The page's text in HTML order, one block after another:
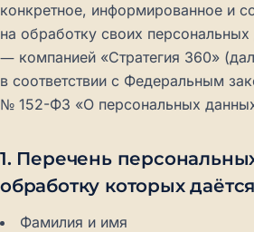
конкретное, информированное и
на обработку своих
— компанией «Стратегия 360»
в соответствии с Федеральным
№ 152-ФЗ «О персональных
1. Перечень
обработку которых
Фамилия и имя